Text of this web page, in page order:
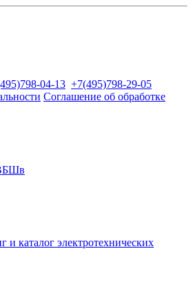
04-13 +7(495)798-29-05
Соглашение об обработке